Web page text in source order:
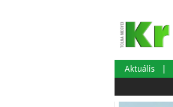
Aktuális